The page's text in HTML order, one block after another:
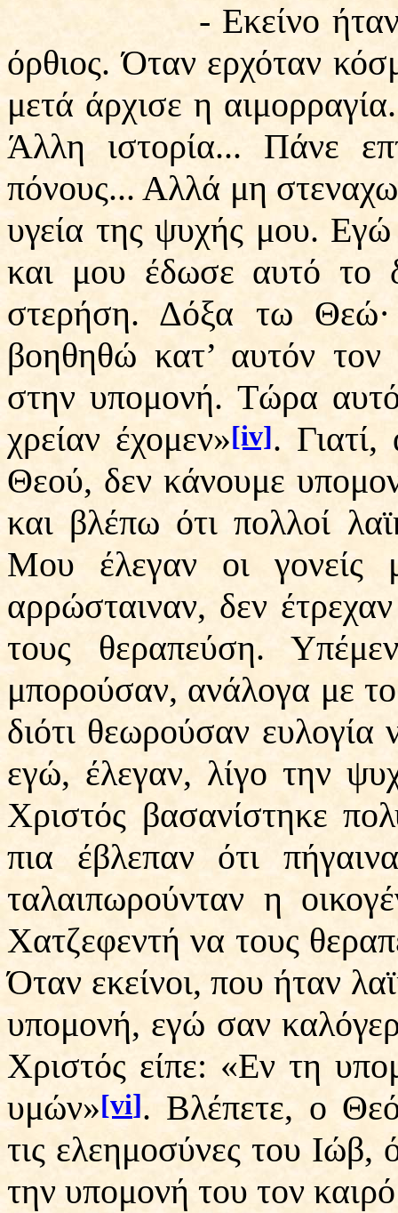
- Εκείνο ήταν
όρθιος. Όταν ερχόταν
μετά άρχισε η
Άλλη ιστορία... Πάνε
πόνους... Αλλά μη
υγεία της ψυχής μου.
και μου έδωσε αυτό το
στερήση. Δόξα τω
βοηθηθώ κατ’ αυτόν τον
στην υπομονή. Τώρα
χρείαν έχομεν»[iv].
Θεού, δεν κάνουμε
και βλέπω ότι πολλοί
Μου έλεγαν οι γονείς
αρρώσταιναν, δεν
τους θεραπεύση.
μπορούσαν, ανάλογα με
διότι θεωρούσαν
εγώ, έλεγαν, λίγο την
Χριστός βασανίστηκε
πια έβλεπαν ότι
ταλαιπωρούνταν η
Χατζεφεντή να τους
Όταν εκείνοι, που ήταν
υπομονή, εγώ σαν
Χριστός είπε: «Εν τη
υμών»[vi]. Βλέπετε, ο
τις ελεημοσύνες του
την υπομονή του τον